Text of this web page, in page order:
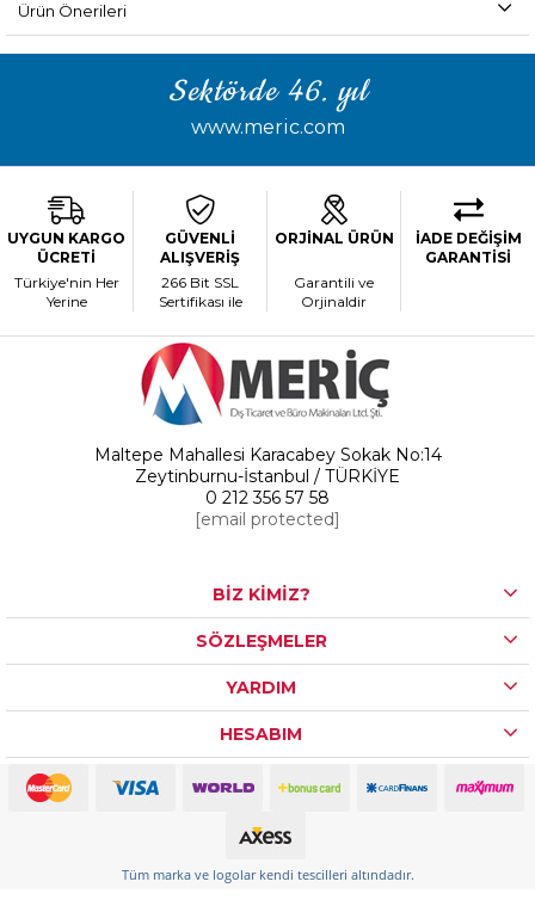
Ürün Önerileri
Sektörde 46. yıl
www.meric.com
UYGUN KARGO
ÜCRETİ
Türkiye'nin Her
Yerine
GÜVENLİ
ALIŞVERİŞ
266 Bit SSL
Sertifikası ile
ORJİNAL ÜRÜN
Garantili ve
Orjinaldir
İADE DEĞİŞİM
GARANTİSİ
Maltepe Mahallesi Karacabey Sokak No:14
Zeytinburnu-İstanbul / TÜRKİYE
0 212 356 57 58
[email protected]
BİZ KİMİZ?
SÖZLEŞMELER
YARDIM
HESABIM
Tüm marka ve logolar kendi tescilleri altındadır.